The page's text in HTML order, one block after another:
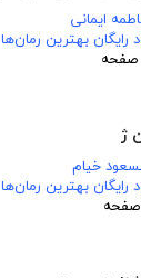
ایمانی
رایگان بهترین رمان‌ها
ژ
خیام
رایگان بهترین رمان‌ها